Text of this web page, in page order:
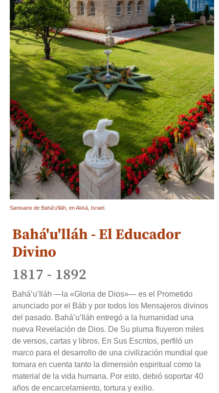
Santuario de Bahá'u'lláh, en Akká, Israel.
Bahá'u'lláh - El Educador
Divino
1817 - 1892
Bahá’u’lláh —la «Gloria de Dios»— es el Prometido
anunciado por el Báb y por todos los Mensajeros divinos
del pasado. Bahá’u’lláh entregó a la humanidad una
nueva Revelación de Dios. De Su pluma fluyeron miles
de versos, cartas y libros. En Sus Escritos, perfiló un
marco para el desarrollo de una civilización mundial que
tomara en cuenta tanto la dimensión espiritual como la
material de la vida humana. Por esto, debió soportar 40
años de encarcelamiento, tortura y exilio.